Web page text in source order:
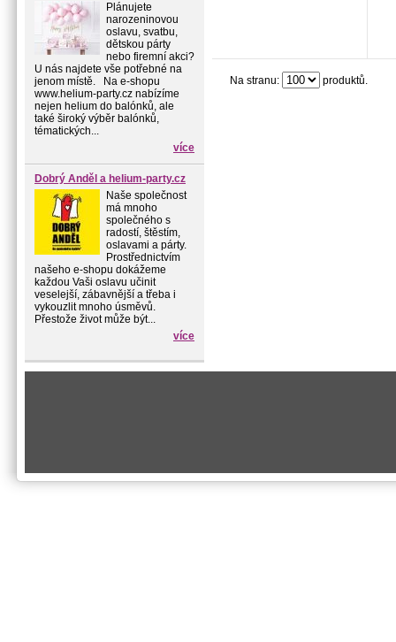
Plánujete
narozeninovou
oslavu, svatbu,
dětskou párty
nebo firemní akci?
U nás najdete vše potřebné na
jenom místě. Na e-shopu
www.helium-party.cz nabízíme
nejen helium do balónků, ale
také široký výběr balónků,
tématických...
více
Dobrý Anděl a helium-party.cz
Naše společnost
má mnoho
společného s
radostí, štěstím,
oslavami a párty.
Prostřednictvím
našeho e-shopu dokážeme
každou Vaši oslavu učinit
veselejší, zábavnější a třeba i
vykouzlit mnoho úsměvů.
Přestože život může být...
více
Na stranu: produktů.